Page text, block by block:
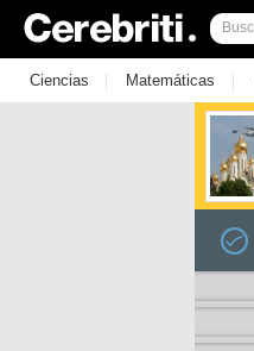
Ciencias | Matemáticas |